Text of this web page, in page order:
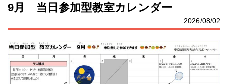
9月 当日参加型教室カレンダー
2026/08/02